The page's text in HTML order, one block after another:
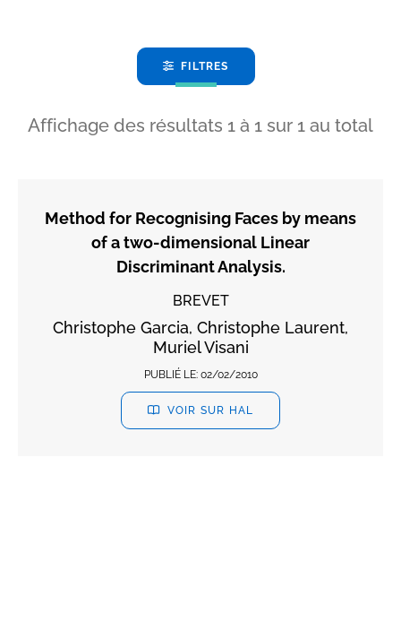
FILTRES
Affichage des résultats 1 à 1 sur 1 au total
Method for Recognising Faces by means
of a two-dimensional Linear
Discriminant Analysis.
BREVET
Christophe Garcia, Christophe Laurent,
Muriel Visani
PUBLIÉ LE: 02/02/2010
VOIR SUR HAL